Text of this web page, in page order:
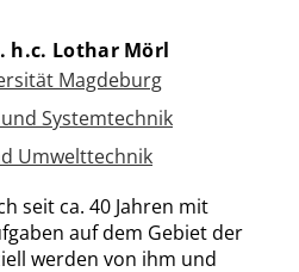
h.c. Lothar Mörl
Magdeburg
Systemtechnik
Umwelttechnik
seit ca. 40 Jahren mit
auf dem Gebiet der
werden von ihm und